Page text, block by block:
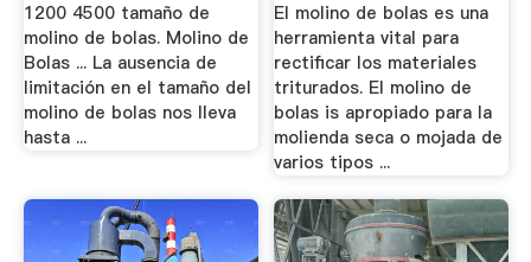
1200 4500 tamaño de
molino de bolas. Molino de
Bolas ... La ausencia de
limitación en el tamaño del
molino de bolas nos lleva
hasta ...
El molino de bolas es una
herramienta vital para
rectificar los materiales
triturados. El molino de
bolas is apropiado para la
molienda seca o mojada de
varios tipos ...